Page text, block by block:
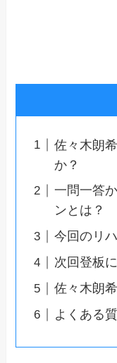
佐々木朗
か？
一問一答
ンとは？
今回のリ
次回登板
佐々木朗
よくある